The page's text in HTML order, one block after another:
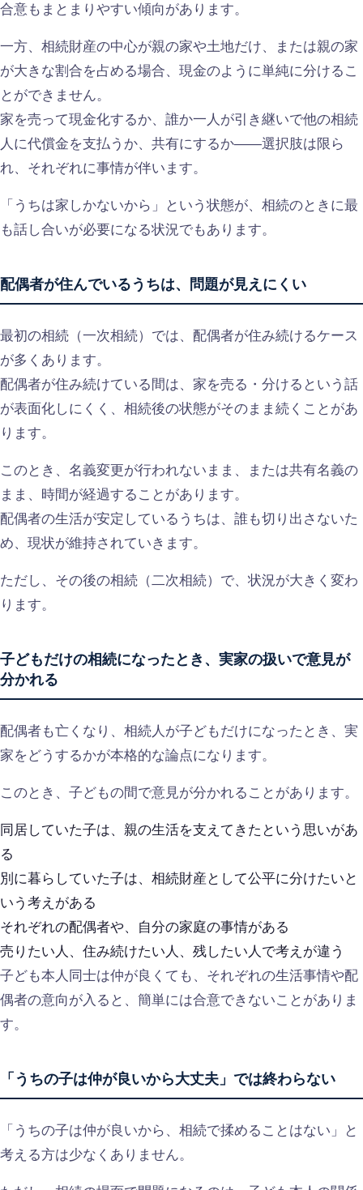
合意もまとまりやすい傾向があります。
一方、相続財産の中心が親の家や土地だけ、または親の家
が大きな割合を占める場合、現金のように単純に分けるこ
とができません。
家を売って現金化するか、誰か一人が引き継いで他の相続
人に代償金を支払うか、共有にするか——選択肢は限ら
れ、それぞれに事情が伴います。
「うちは家しかないから」という状態が、相続のときに最
も話し合いが必要になる状況でもあります。
配偶者が住んでいるうちは、問題が見えにくい
最初の相続（一次相続）では、配偶者が住み続けるケース
が多くあります。
配偶者が住み続けている間は、家を売る・分けるという話
が表面化しにくく、相続後の状態がそのまま続くことがあ
ります。
このとき、名義変更が行われないまま、または共有名義の
まま、時間が経過することがあります。
配偶者の生活が安定しているうちは、誰も切り出さないた
め、現状が維持されていきます。
ただし、その後の相続（二次相続）で、状況が大きく変わ
ります。
子どもだけの相続になったとき、実家の扱いで意見が
分かれる
配偶者も亡くなり、相続人が子どもだけになったとき、実
家をどうするかが本格的な論点になります。
このとき、子どもの間で意見が分かれることがあります。
同居していた子は、親の生活を支えてきたという思いがあ
る
別に暮らしていた子は、相続財産として公平に分けたいと
いう考えがある
それぞれの配偶者や、自分の家庭の事情がある
売りたい人、住み続けたい人、残したい人で考えが違う
子ども本人同士は仲が良くても、それぞれの生活事情や配
偶者の意向が入ると、簡単には合意できないことがありま
す。
「うちの子は仲が良いから大丈夫」では終わらない
「うちの子は仲が良いから、相続で揉めることはない」と
考える方は少なくありません。